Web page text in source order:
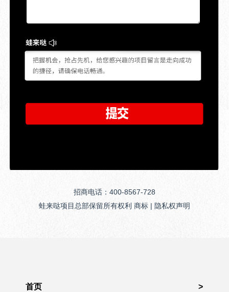
招商电话：400-8567-728
蛙来哒项目总部保留所有权利 商标 | 隐私权声明
首页 >